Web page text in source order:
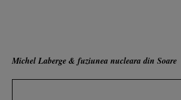
Michel Laberge & fuziunea nucleara din Soare